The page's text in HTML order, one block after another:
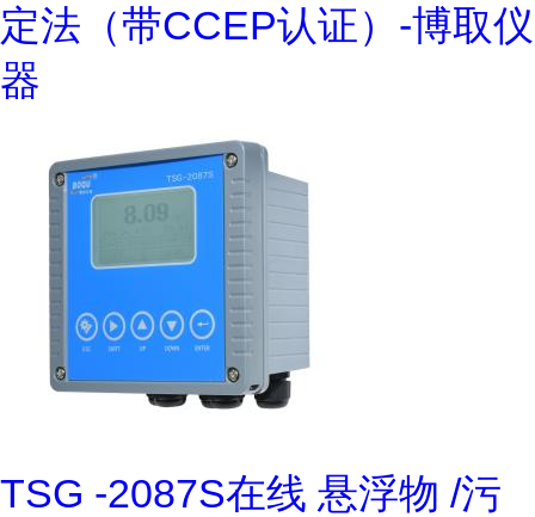
定法（带CCEP认证）-博取仪
器
TSG -2087S在线 悬浮物 /污